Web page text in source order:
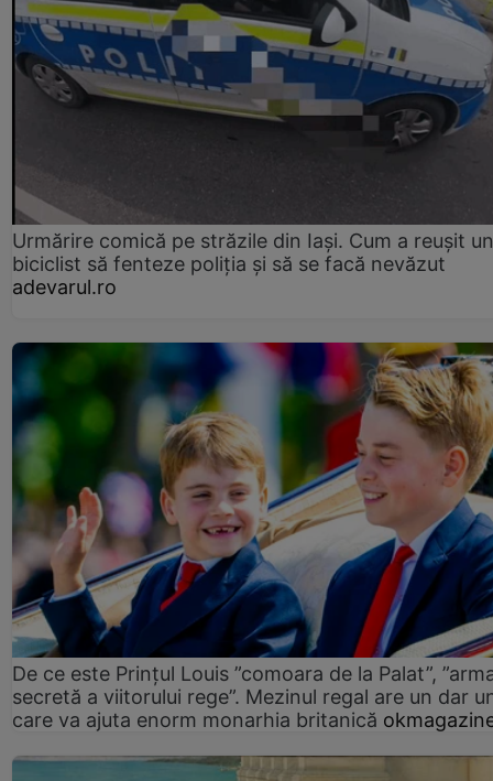
Urmărire comică pe străzile din Iași. Cum a reușit un
biciclist să fenteze poliția și să se facă nevăzut
adevarul.ro
De ce este Prințul Louis ”comoara de la Palat”,
secretă a viitorului rege”. Mezinul regal are un dar
care va ajuta enorm monarhia britanică